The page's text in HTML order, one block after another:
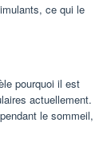
ce qui le
pourquoi il est
actuellement.
le sommeil,